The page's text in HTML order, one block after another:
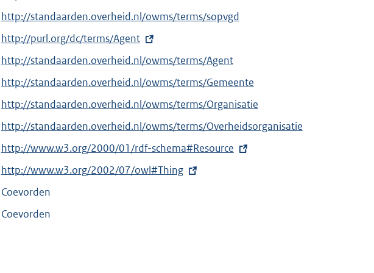
http://standaarden.overheid.nl/owms/terms/sopvgd
E
x
e
r
n
l
i
n
:
http://purl.org/dc/terms/Agent
http://standaarden.overheid.nl/owms/terms/Agent
http://standaarden.overheid.nl/owms/terms/Gemeente
http://standaarden.overheid.nl/owms/terms/Organisatie
http://standaarden.overheid.nl/owms/terms/Overheidsorganisatie
E
x
e
r
http://www.w3.org/2000/01/rdf-schema#Resource
E
x
e
http://www.w3.org/2002/07/owl#Thing
Coevorden
Coevorden